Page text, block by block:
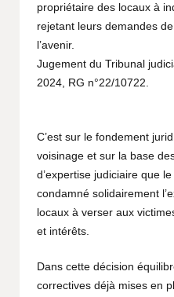
propriétaire des locaux à
rejetant leurs demandes
l’avenir.
Jugement du Tribunal
2024, RG n°22/10722.
C’est sur le fondement
voisinage et sur la base
d’expertise judiciaire que
condamné solidairement
locaux à verser aux
et intérêts.
Dans cette décision
correctives déjà mises en